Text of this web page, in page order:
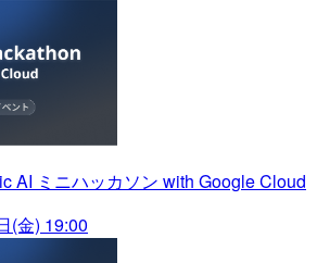
AI ミニハッカソン with Google Cloud
(金) 19:00